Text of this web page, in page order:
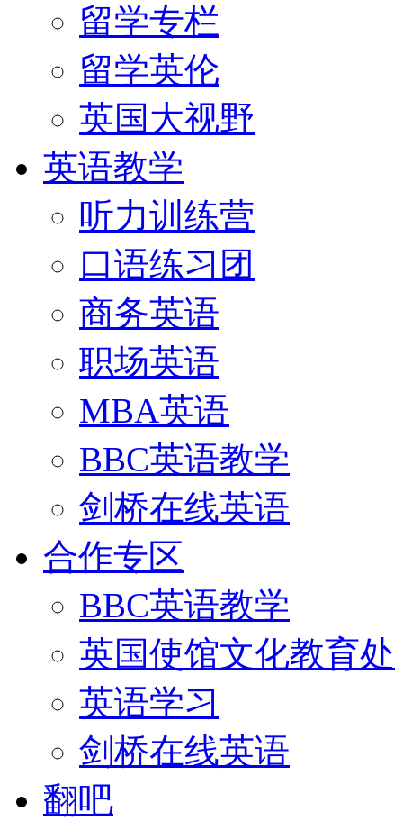
留学专栏
留学英伦
英国大视野
英语教学
听力训练营
口语练习团
商务英语
职场英语
MBA英语
BBC英语教学
剑桥在线英语
合作专区
BBC英语教学
英国使馆文化教育处
英语学习
剑桥在线英语
翻吧